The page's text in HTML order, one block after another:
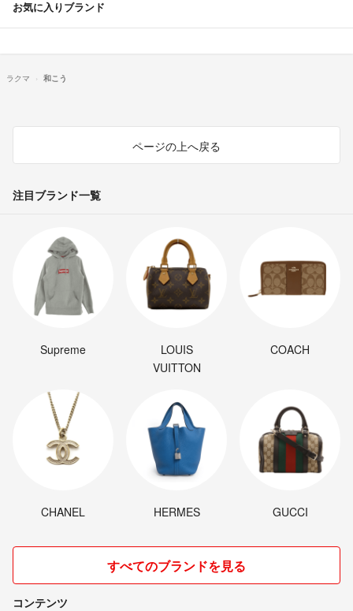
お気に入りブランド
ラクマ 和こう
ページの上へ戻る
注目ブランド一覧
Supreme
LOUIS
VUITTON
COACH
CHANEL HERMES GUCCI
すべてのブランドを見る
コンテンツ